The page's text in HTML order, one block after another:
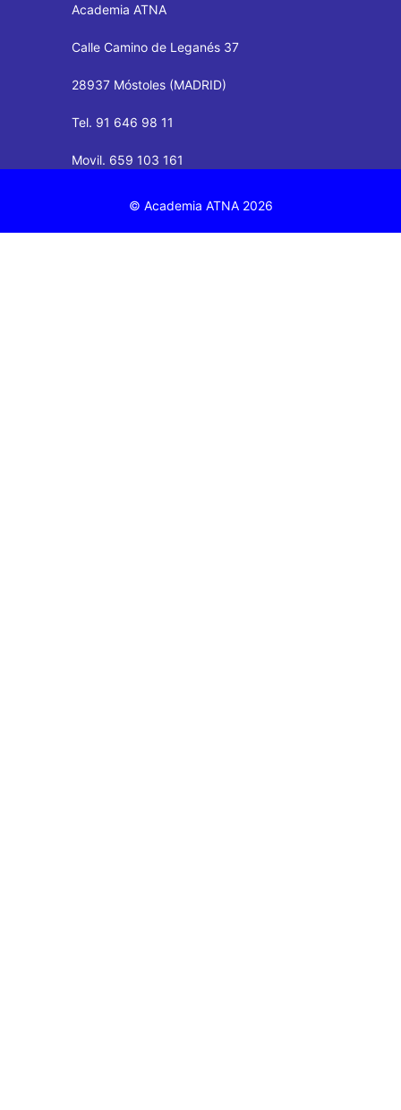
Academia ATNA
Calle Camino de Leganés 37
28937 Móstoles (MADRID)
Tel. 91 646 98 11
Movil. 659 103 161
© Academia ATNA 2026